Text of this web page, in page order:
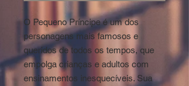
O Pequeno Príncipe é um dos
personagens mais famosos e
queridos de todos os tempos, que
empolga crianças e adultos com
ensinamentos inesquecíveis. Sua